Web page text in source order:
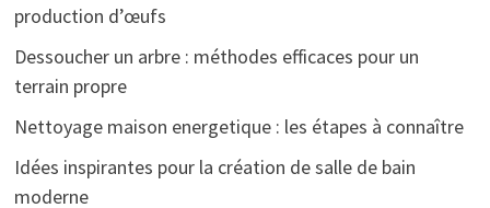
production d’œufs
Dessoucher un arbre : méthodes efficaces pour un
terrain propre
Nettoyage maison energetique : les étapes à connaître
Idées inspirantes pour la création de salle de bain
moderne